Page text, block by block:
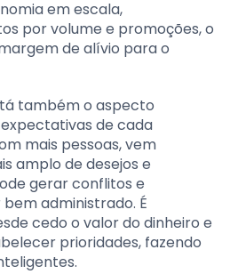
em escala,
por volume e promoções, o
de alívio para o
também o aspecto
de cada
mais pessoas, vem
amplo de desejos e
gerar conflitos e
administrado. É
cedo o valor do dinheiro e
prioridades, fazendo